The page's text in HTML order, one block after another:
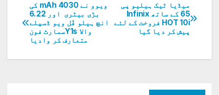
پوسٹوں
کی
ویوو نے 4030 mAh کی
بڑی بیٹری اور 6.22
انچ ہیلو فُل ویو ڈسپلے
والا Y1sسمارٹ فون
متعارف کر وادیا
میڈیا ٹیک ہیلیو پی
65 کے ساتھ Infinix
HOT 10i فروخت کے لئے
پیش کر دیا گیا